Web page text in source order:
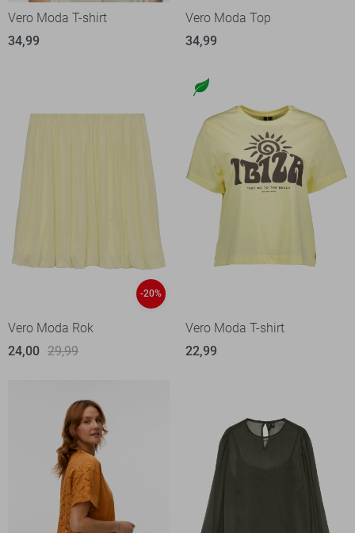
Vero Moda T-shirt
34,99
Vero Moda Top
34,99
-20%
Vero Moda Rok
24,00 29,99
Vero Moda T-shirt
22,99